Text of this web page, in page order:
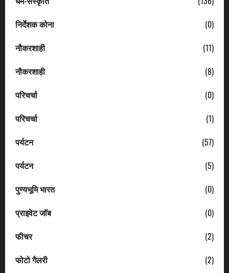
निर्देशक कोना
(0)
नौकरशाही
(11)
नौकरशाही
(8)
परिचर्चा
(0)
परिचर्चा
(1)
पर्यटन
(57)
पर्यटन
(5)
पुण्यभूमि भारत
(0)
प्राइवेट जॉब
(0)
फीचर
(2)
फोटो गैलरी
(2)